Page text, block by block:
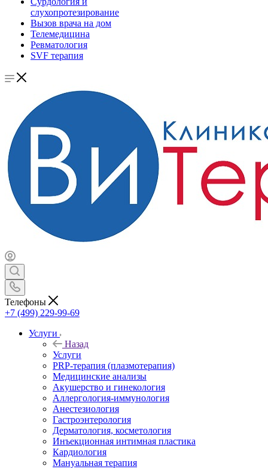
слухопротезирование
Вызов врача на дом
Телемедицина
Ревматология
SVF терапия
Телефоны
+7 (499) 229-99-69
Услуги
Назад
Услуги
PRP-терапия (плазмотерапия)
Медицинские анализы
Акушерство и гинекология
Аллергология-иммунология
Анестезиология
Гастроэнтерология
Дерматология, косметология
Инъекционная интимная пластика
Кардиология
Мануальная терапия